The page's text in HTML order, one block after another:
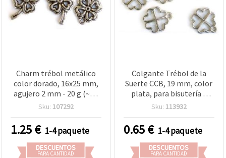
Charm trébol metálico
color dorado, 16x25 mm,
agujero 2 mm - 20 g (~36
uds) para bisutería y
Sku: 107292
1.25€ 1-4 paquete
DESCUENTOS
PARA CANTIDAD
Colgante Trébol de la
Suerte CCB, 19 mm, color
plata, para bisutería y
joyería DIY - 10 piezas
Sku: 113932
0.65€ 1-4 paquete
DESCUENTOS
PARA CANTIDAD